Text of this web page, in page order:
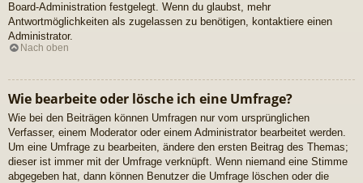
Board-Administration festgelegt. Wenn du glaubst, mehr
Antwortmöglichkeiten als zugelassen zu benötigen, kontaktiere einen
Administrator.
Nach oben
Wie bearbeite oder lösche ich eine Umfrage?
Wie bei den Beiträgen können Umfragen nur vom ursprünglichen
Verfasser, einem Moderator oder einem Administrator bearbeitet werden.
Um eine Umfrage zu bearbeiten, ändere den ersten Beitrag des Themas;
dieser ist immer mit der Umfrage verknüpft. Wenn niemand eine Stimme
abgegeben hat, dann können Benutzer die Umfrage löschen oder die